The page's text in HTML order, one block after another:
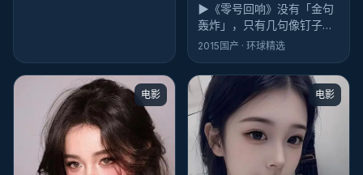
▶ 《零号回响》没有「金句
轰炸」，只有几句像钉子的
话。张译说完就走，余音却
人回家。
2015 国产 · 环球精选
电影 电影